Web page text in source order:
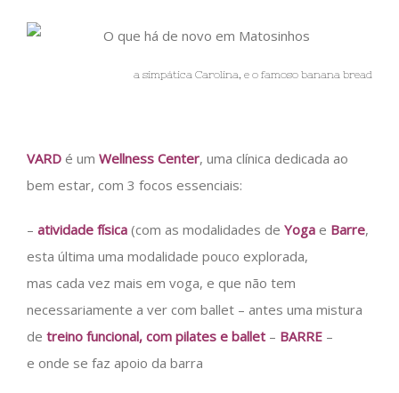
a simpática Carolina, e o famoso banana bread
VARD é um Wellness Center, uma clínica dedicada ao
bem estar, com 3 focos essenciais:
– atividade física (com as modalidades de Yoga e Barre,
esta última uma modalidade pouco explorada,
mas cada vez mais em voga, e que não tem
necessariamente a ver com ballet – antes uma mistura
de treino funcional, com pilates e ballet – BARRE –
e onde se faz apoio da barra